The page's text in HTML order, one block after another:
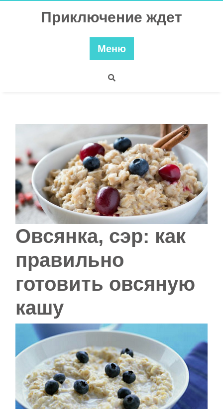
Приключение ждет
Меню
Овсянка, сэр: как
правильно
готовить овсяную
кашу